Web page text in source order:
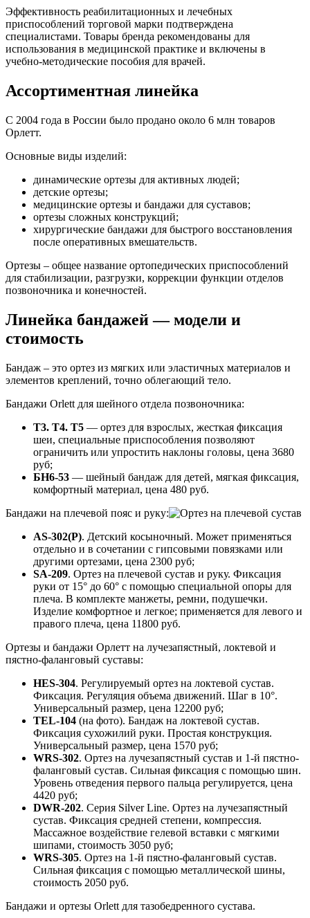
Эффективность реабилитационных и лечебных
приспособлений торговой марки подтверждена
специалистами. Товары бренда рекомендованы для
использования в медицинской практике и включены в
учебно-методические пособия для врачей.
Ассортиментная линейка
С 2004 года в России было продано около 6 млн товаров
Орлетт.
Основные виды изделий:
динамические ортезы для активных людей;
детские ортезы;
медицинские ортезы и бандажи для суставов;
ортезы сложных конструкций;
хирургические бандажи для быстрого восстановления
после оперативных вмешательств.
Ортезы – общее название ортопедических приспособлений
для стабилизации, разгрузки, коррекции функции отделов
позвоночника и конечностей.
Линейка бандажей — модели и
стоимость
Бандаж – это ортез из мягких или эластичных материалов и
элементов креплений, точно облегающий тело.
Бандажи Orlett для шейного отдела позвоночника:
Т3. Т4. Т5 — ортез для взрослых, жесткая фиксация
шеи, специальные приспособления позволяют
ограничить или упростить наклоны головы, цена 3680
руб;
БН6-53 — шейный бандаж для детей, мягкая фиксация,
комфортный материал, цена 480 руб.
Бандажи на плечевой пояс и руку:
AS-302(P). Детский косыночный. Может применяться
отдельно и в сочетании с гипсовыми повязками или
другими ортезами, цена 2300 руб;
SA-209. Ортез на плечевой сустав и руку. Фиксация
руки от 15° до 60° с помощью специальной опоры для
плеча. В комплекте манжеты, ремни, подушечки.
Изделие комфортное и легкое; применяется для левого и
правого плеча, цена 11800 руб.
Ортезы и бандажи Орлетт на лучезапястный, локтевой и
пястно-фаланговый суставы:
HES-304. Регулируемый ортез на локтевой сустав.
Фиксация. Регуляция объема движений. Шаг в 10°.
Универсальный размер, цена 12200 руб;
TEL-104 (на фото). Бандаж на локтевой сустав.
Фиксация сухожилий руки. Простая конструкция.
Универсальный размер, цена 1570 руб;
WRS-302. Ортез на лучезапястный сустав и 1-й пястно-
фаланговый сустав. Сильная фиксация с помощью шин.
Уровень отведения первого пальца регулируется, цена
4420 руб;
DWR-202. Серия Silver Line. Ортез на лучезапястный
сустав. Фиксация средней степени, компрессия.
Массажное воздействие гелевой вставки с мягкими
шипами, стоимость 3050 руб;
WRS-305. Ортез на 1-й пястно-фаланговый сустав.
Сильная фиксация с помощью металлической шины,
стоимость 2050 руб.
Бандажи и ортезы Orlett для тазобедренного сустава.